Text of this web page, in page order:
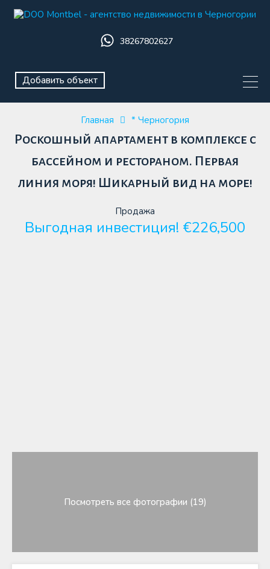
38267802627
Добавить объект
Главная * Черногория
Роскошный апартамент в комплексе с
бассейном и рестораном. Первая
линия моря! Шикарный вид на море!
Продажа
Выгодная инвестиция! €226,500
Посмотреть все фотографии (19)